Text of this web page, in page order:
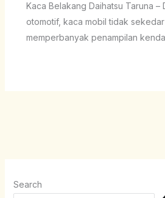
Kaca Belakang Daihatsu Taruna –
otomotif, kaca mobil tidak
memperbanyak penampilan
Search